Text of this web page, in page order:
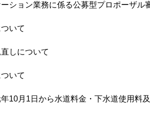
ション業務に係る公募型プロポーザル
いて
しについて
いて
10月1日から水道料金・下水道使用料